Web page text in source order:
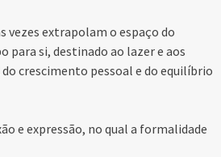
vezes extrapolam o espaço do
si, destinado ao lazer e aos
crescimento pessoal e do equilíbrio
e expressão, no qual a formalidade